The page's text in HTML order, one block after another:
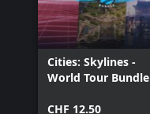
Cities: Skylines -
World Tour Bundle
CHF 12.50